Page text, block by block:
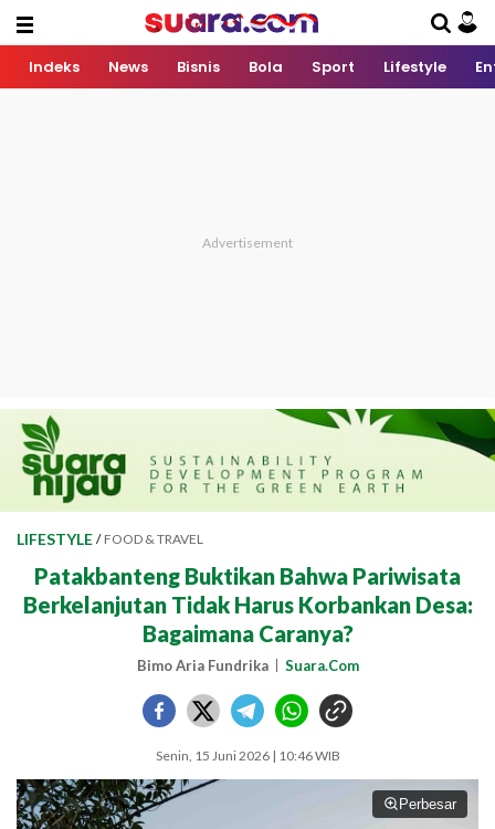
Indeks News Bisnis Bola Sport Lifestyle
LIFESTYLE / FOOD & TRAVEL
Patakbanteng Buktikan Bahwa Pariwisata
Berkelanjutan Tidak Harus Korbankan Desa:
Bagaimana Caranya?
Bimo Aria Fundrika Suara.Com
Senin, 15 Juni 2026 | 10:46 WIB
Perbesar